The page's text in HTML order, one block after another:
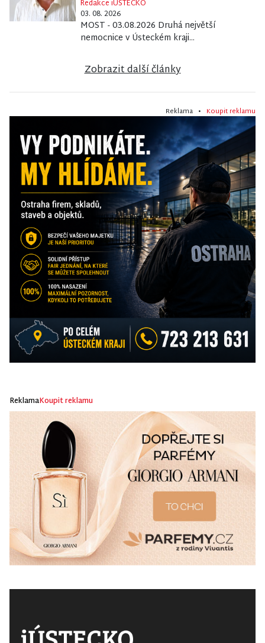
Redakce iÚSTECKO
03. 08. 2026
MOST - 03.08.2026 Druhá největší
nemocnice v Ústeckém kraji...
Zobrazit další články
Reklama • Koupit reklamu
ReklamaKoupit reklamu